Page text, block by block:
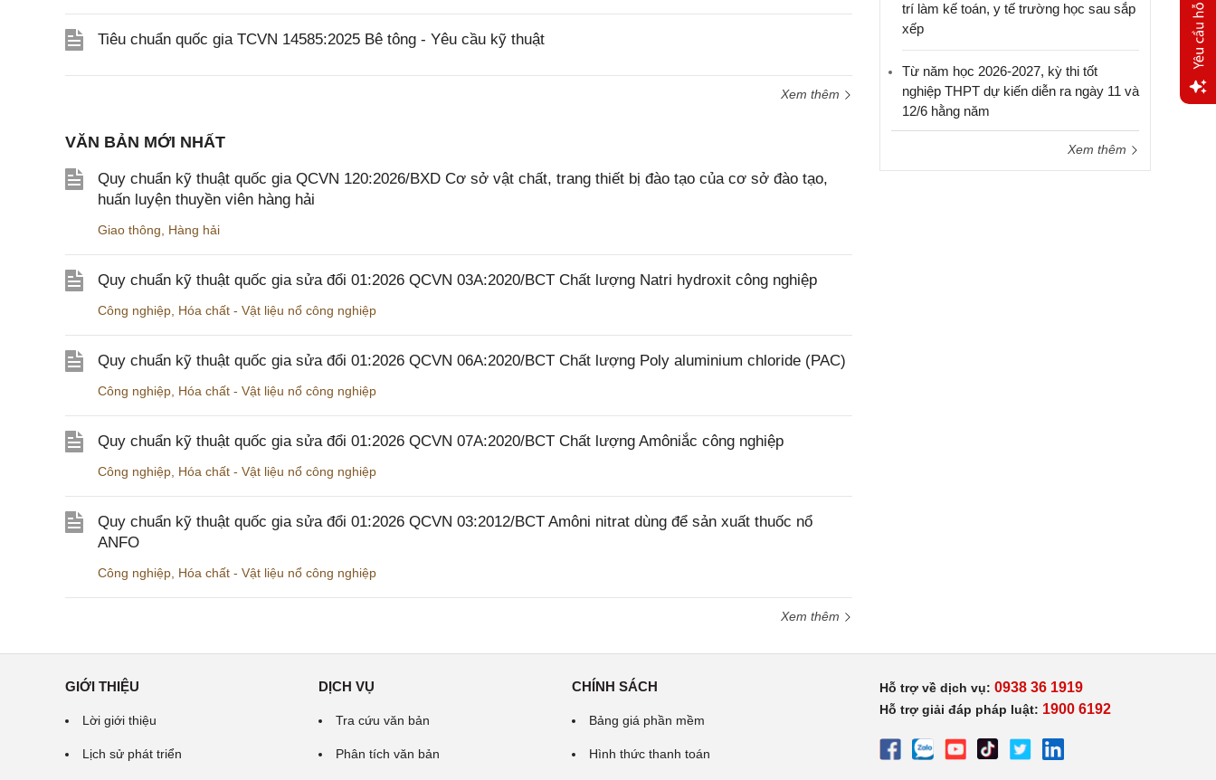
Tiêu chuẩn quốc gia TCVN 14585:2025 Bê tông - Yêu cầu kỹ thuật
Xem thêm
VĂN BẢN MỚI NHẤT
Quy chuẩn kỹ thuật quốc gia QCVN 120:2026/BXD Cơ sở vật chất, trang thiết bị đào tạo của cơ sở đào tạo,
huấn luyện thuyền viên hàng hải
Giao thông Hàng hải
Quy chuẩn kỹ thuật quốc gia sửa đổi 01:2026 QCVN 03A:2020/BCT Chất lượng Natri hydroxit công nghiệp
Công nghiệp Hóa chất - Vật liệu nổ công nghiệp
Quy chuẩn kỹ thuật quốc gia sửa đổi 01:2026 QCVN 06A:2020/BCT Chất lượng Poly aluminium chloride (PAC)
Công nghiệp Hóa chất - Vật liệu nổ công nghiệp
Quy chuẩn kỹ thuật quốc gia sửa đổi 01:2026 QCVN 07A:2020/BCT Chất lượng Amôniắc công nghiệp
Công nghiệp Hóa chất - Vật liệu nổ công nghiệp
Quy chuẩn kỹ thuật quốc gia sửa đổi 01:2026 QCVN 03:2012/BCT Amôni nitrat dùng để sản xuất thuốc nổ
ANFO
Công nghiệp Hóa chất - Vật liệu nổ công nghiệp
Xem thêm
trí làm kế toán, y tế trường học sau sắp
xếp
Từ năm học 2026-2027, kỳ thi tốt
nghiệp THPT dự kiến diễn ra ngày 11 và
12/6 hằng năm
Xem thêm
GIỚI THIỆU
Lời giới thiệu
Lịch sử phát triển
DỊCH VỤ
Tra cứu văn bản
Phân tích văn bản
CHÍNH SÁCH
Bảng giá phần mềm
Hình thức thanh toán
Hỗ trợ về dịch vụ: 0938 36 1919
Hỗ trợ giải đáp pháp luật: 1900 6192